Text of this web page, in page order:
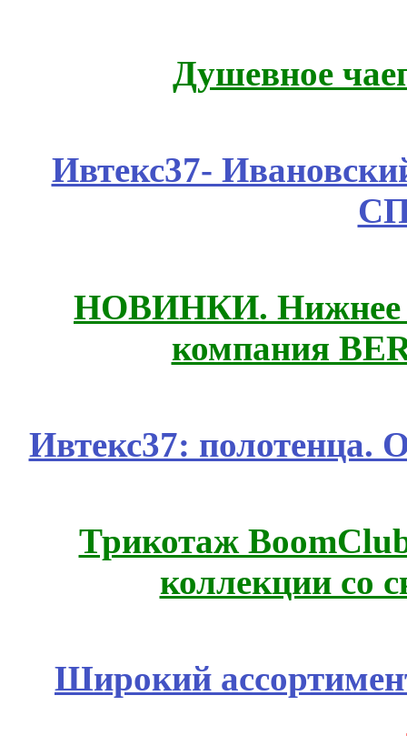
Душевное
Ивтекс37-
НОВИНКИ. Нижнее
компания
Ивтекс37:
Трикотаж
коллекции со
Широкий